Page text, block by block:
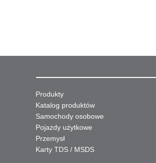
Produkty
Katalog produktów
Samochody osobowe
Pojazdy użytkowe
Przemysł
Karty TDS / MSDS